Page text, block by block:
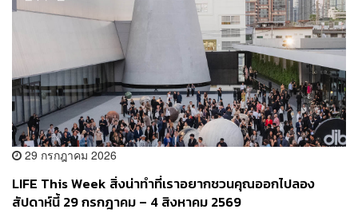
29 กรกฎาคม 2026
LIFE This Week สิ่งน่าทำที่เราอยากชวนคุณออกไปลอง
สัปดาห์นี้ 29 กรกฎาคม – 4 สิงหาคม 2569